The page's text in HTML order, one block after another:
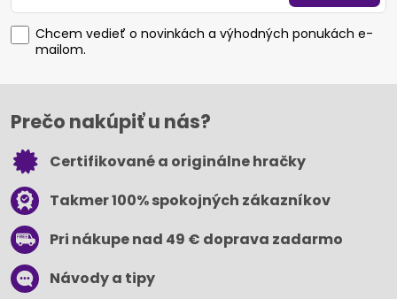
Chcem vedieť o novinkách a výhodných ponukách e-
mailom.
Prečo nakúpiť u nás?
Certifikované a originálne hračky
Takmer 100% spokojných zákazníkov
Pri nákupe nad 49 € doprava zadarmo
Návody a tipy